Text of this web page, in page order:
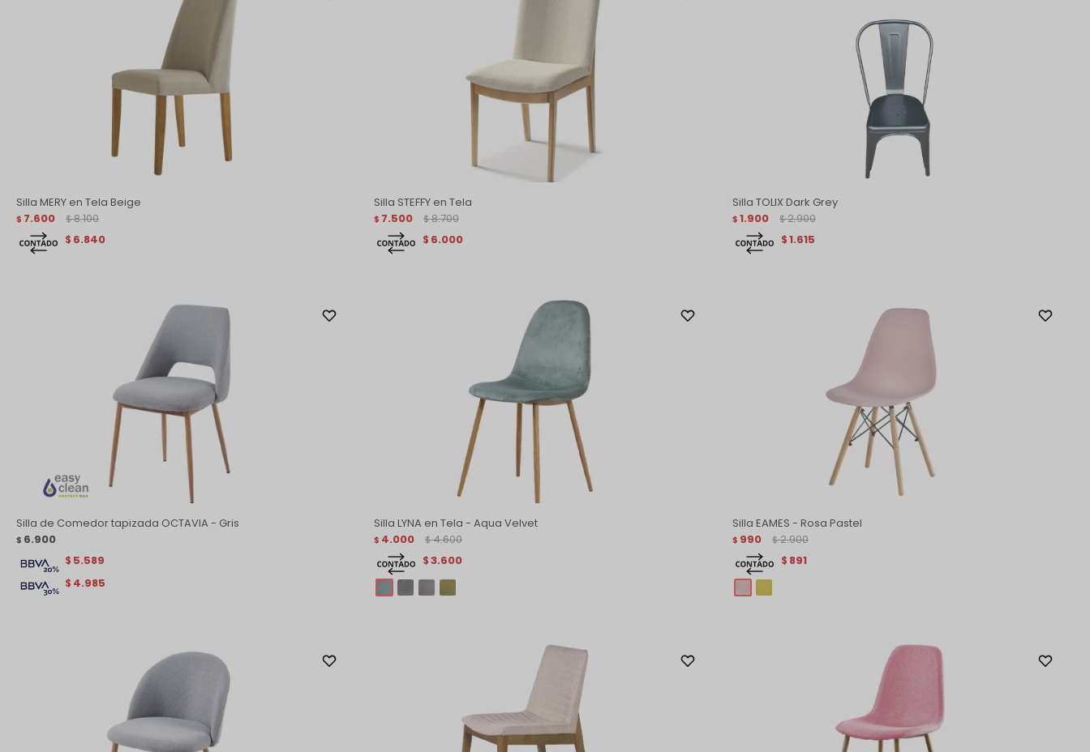
Silla MERY en Tela Beige
$ 7.600 $ 8.100
$ 6.840
Silla STEFFY en Tela
$ 7.500 $ 8.700
$ 6.000
Silla TOLIX Dark Grey
$ 1.900 $ 2.900
$1.615
Silla de Comedor tapizada OCTAVIA - Gris
$ 6.900
$ 4.985
$ 5.589
Silla LYNA en Tela - Aqua Velvet
$ 4.000 $ 4.600
$ 3.600
Silla EAMES - Rosa Pastel
$ 990 $ 2.900
$ 891